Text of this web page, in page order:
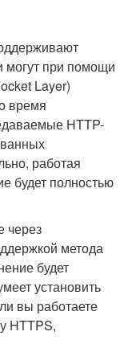
при помощи
Layer)
время
HTTP-
работая
будет полностью
через
метода
будет
установить
вы работаете
HTTPS,